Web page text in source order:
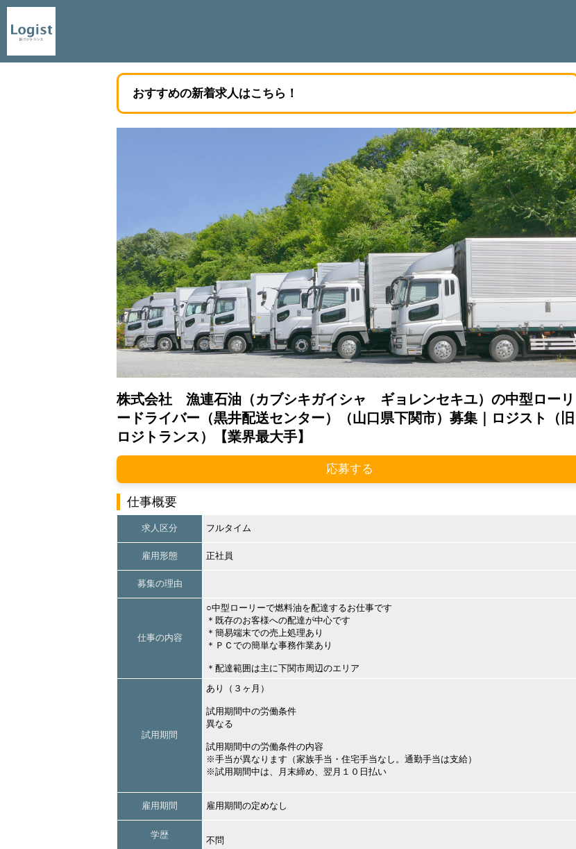
おすすめの新着求人はこちら！
株式会社 漁連石油（カブシキガイシャ ギョレンセキユ）の中型ローリ
ードライバー（黒井配送センター）（山口県下関市）募集｜ロジスト（旧
ロジトランス）【業界最大手】
応募する
仕事概要
求人区分 フルタイム
雇用形態 正社員
募集の理由
仕事の内容
○中型ローリーで燃料油を配達するお仕事です
＊既存のお客様への配達が中心です
＊簡易端末での売上処理あり
＊ＰＣでの簡単な事務作業あり
＊配達範囲は主に下関市周辺のエリア
試用期間
あり（３ヶ月）
試用期間中の労働条件
異なる
試用期間中の労働条件の内容
※手当が異なります（家族手当・住宅手当なし。通勤手当は支給）
※試用期間中は、月末締め、翌月１０日払い
雇用期間 雇用期間の定めなし
学歴
不問